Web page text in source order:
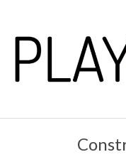
content
P